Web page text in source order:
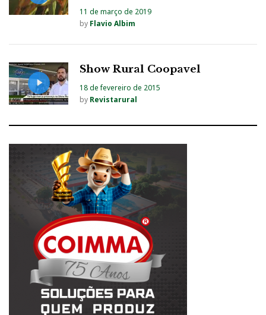
11 de março de 2019
by Flavio Albim
Show Rural Coopavel
18 de fevereiro de 2015
by Revistarural